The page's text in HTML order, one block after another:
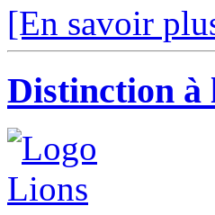
[En savoir
Distinction à